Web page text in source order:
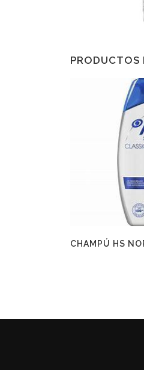
PRODUCTOS
CHAMPÚ HS